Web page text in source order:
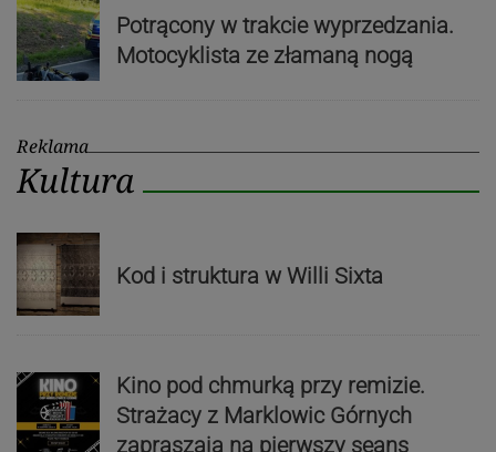
Potrącony w trakcie wyprzedzania.
Motocyklista ze złamaną nogą
Reklama
Kultura
Kod i struktura w Willi Sixta
Kino pod chmurką przy remizie.
Strażacy z Marklowic Górnych
zapraszają na pierwszy seans